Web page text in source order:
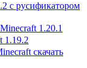
с русификатором
1.20.1
1.19.2
скачать